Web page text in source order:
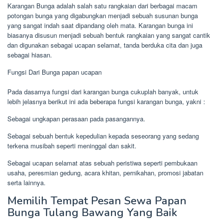
Karangan Bunga adalah salah satu rangkaian dari berbagai macam
potongan bunga yang digabungkan menjadi sebuah susunan bunga
yang sangat indah saat dipandang oleh mata. Karangan bunga ini
biasanya disusun menjadi sebuah bentuk rangkaian yang sangat cantik
dan digunakan sebagai ucapan selamat, tanda berduka cita dan juga
sebagai hiasan.
Fungsi Dari Bunga papan ucapan
Pada dasarnya fungsi dari karangan bunga cukuplah banyak, untuk
lebih jelasnya berikut ini ada beberapa fungsi karangan bunga, yakni :
Sebagai ungkapan perasaan pada pasangannya.
Sebagai sebuah bentuk kepedulian kepada seseorang yang sedang
terkena musibah seperti meninggal dan sakit.
Sebagai ucapan selamat atas sebuah peristiwa seperti pembukaan
usaha, peresmian gedung, acara khitan, pernikahan, promosi jabatan
serta lainnya.
Memilih Tempat Pesan Sewa Papan
Bunga Tulang Bawang Yang Baik